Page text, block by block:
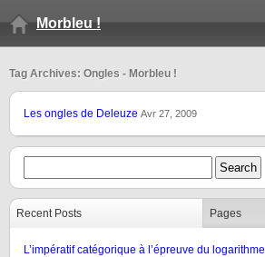
Morbleu !
Tag Archives: Ongles - Morbleu !
Les ongles de Deleuze Avr 27, 2009
Recent Posts Pages
L’impératif catégorique à l’épreuve du logarithme